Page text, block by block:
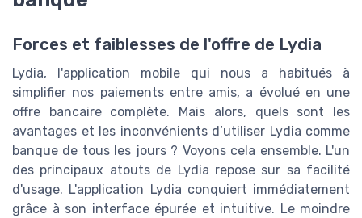
Forces et faiblesses de l'offre de Lydia
Lydia, l'application mobile qui nous a habitués à
simplifier nos paiements entre amis, a évolué en une
offre bancaire complète. Mais alors, quels sont les
avantages et les inconvénients d’utiliser Lydia comme
banque de tous les jours ? Voyons cela ensemble. L'un
des principaux atouts de Lydia repose sur sa facilité
d'usage. L'application Lydia conquiert immédiatement
grâce à son interface épurée et intuitive. Le moindre